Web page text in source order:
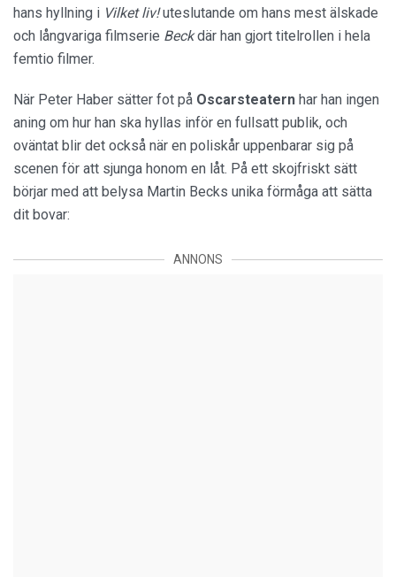
hans hyllning i Vilket liv!uteslutande om hans mest älskade
och långvariga filmserie Beckdär han gjort titelrollen i hela
femtio filmer.
När Peter Haber sätter fot på Oscarsteatern har han ingen
aning om hur han ska hyllas inför en fullsatt publik, och
oväntat blir det också när en poliskår uppenbarar sig på
scenen för att sjunga honom en låt. På ett skojfriskt sätt
börjar med att belysa Martin Becks unika förmåga att sätta
dit bovar:
ANNONS